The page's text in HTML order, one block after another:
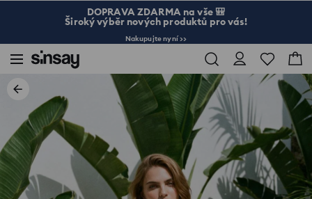
DOPRAVA ZDARMA na vše 🎒
Široký výběr nových produktů pro vás!
Nakupujte nyní >>